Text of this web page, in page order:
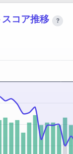
コア推移 ?